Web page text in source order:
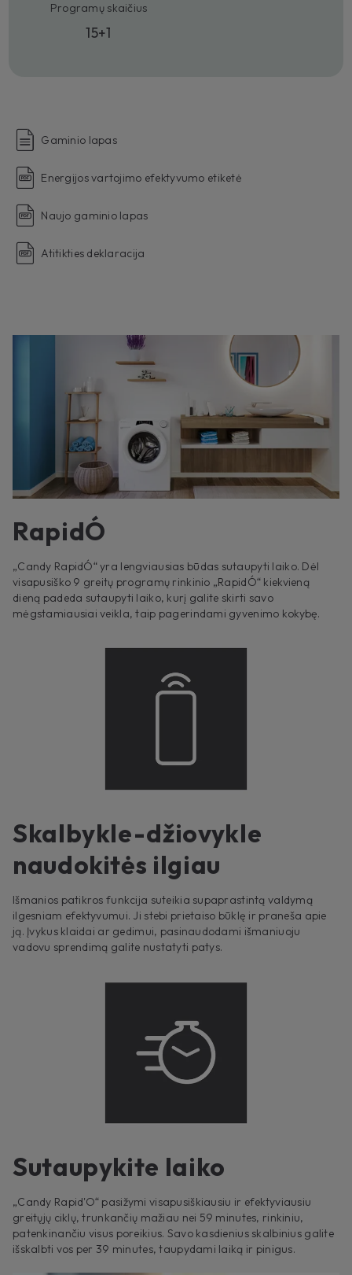
Programų skaičius
15+1
Gaminio lapas
Energijos vartojimo efektyvumo etiketė
Naujo gaminio lapas
Atitikties deklaracija
RapidÓ
„Candy RapidÓ“ yra lengviausias būdas sutaupyti laiko. Dėl
visapusiško 9 greitų programų rinkinio „RapidÓ“ kiekvieną
dieną padeda sutaupyti laiko, kurį galite skirti savo
mėgstamiausiai veikla, taip pagerindami gyvenimo kokybę.
Skalbykle-džiovykle
naudokitės ilgiau
Išmanios patikros funkcija suteikia supaprastintą valdymą
ilgesniam efektyvumui. Ji stebi prietaiso būklę ir praneša apie
ją. Įvykus klaidai ar gedimui, pasinaudodami išmaniuoju
vadovu sprendimą galite nustatyti patys.
Sutaupykite laiko
„Candy Rapid'O“ pasižymi visapusiškiausiu ir efektyviausiu
greitųjų ciklų, trunkančių mažiau nei 59 minutes, rinkiniu,
patenkinančiu visus poreikius. Savo kasdienius skalbinius galite
išskalbti vos per 39 minutes, taupydami laiką ir pinigus.